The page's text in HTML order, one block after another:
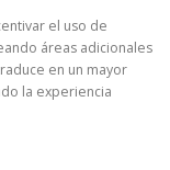
el uso de
áreas adicionales
en un mayor
la experiencia